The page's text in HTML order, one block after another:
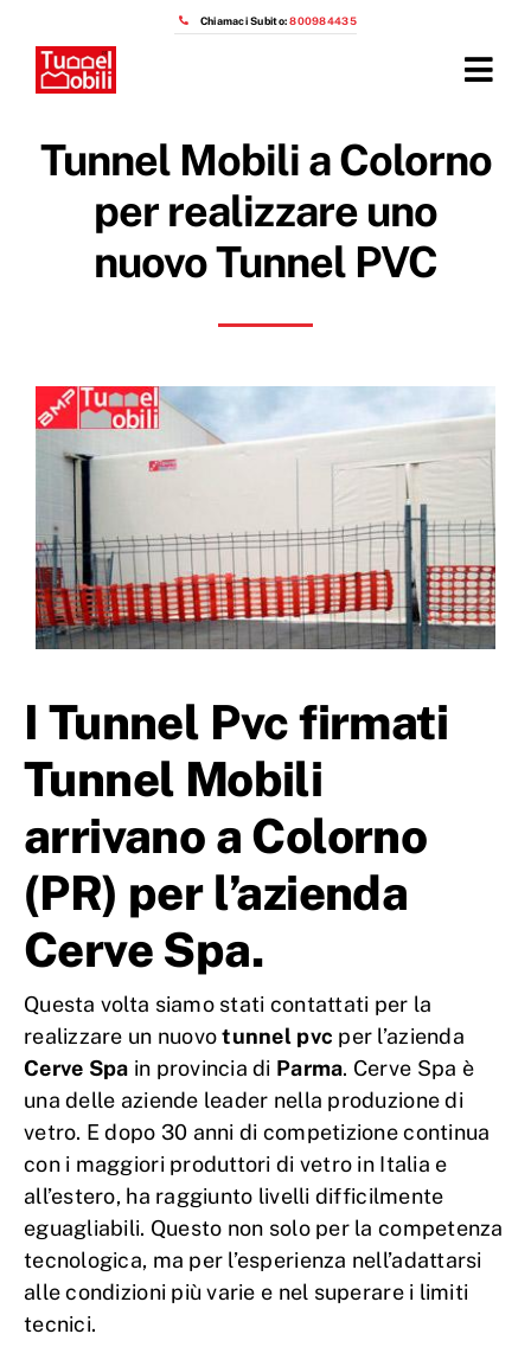
contenuto
Chiamaci Subito:800984435
Azienda
Prezzi capannoni mobili
OTTIENI IL PREVENTIVO
Tunnel Mobili a Colorno
per realizzare uno
nuovo Tunnel PVC
I Tunnel Pvc firmati
Tunnel Mobili
arrivano a Colorno
(PR) per l’azienda
Cerve Spa.
Questa volta siamo stati contattati per la
realizzare un nuovotunnel pvc per l’azienda
Cerve Spa in provincia di Parma. Cerve Spa è
una delle aziende leader nella produzione di
vetro. E dopo 30 anni di competizione continua
con i maggiori produttori di vetro in Italia e
all’estero, ha raggiunto livelli difficilmente
eguagliabili. Questo non solo per la competenza
tecnologica, ma per l’esperienza nell’adattarsi
alle condizioni più varie e nel superare i limiti
tecnici.